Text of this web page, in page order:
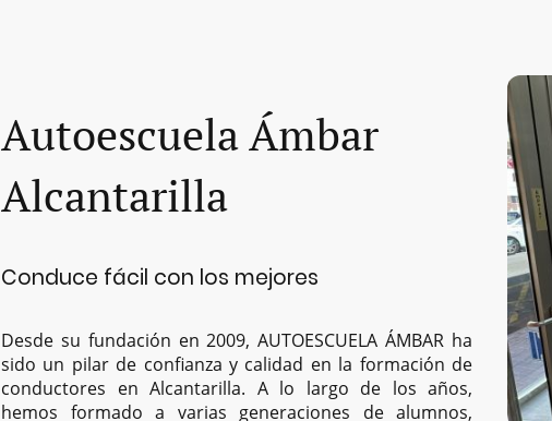
Autoescuela Ámbar
Alcantarilla
Conduce fácil con los mejores
Desde su fundación en 2009, AUTOESCUELA ÁMBAR ha
sido un pilar de confianza y calidad en la formación de
conductores en Alcantarilla. A lo largo de los años,
hemos formado a varias generaciones de alumnos,